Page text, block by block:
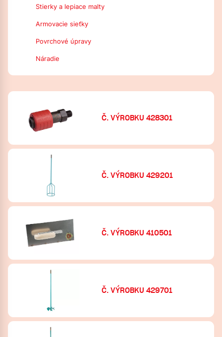
Stierky a lepiace malty
Armovacie sieťky
Povrchové úpravy
Náradie
Č. VÝROBKU 428301
Č. VÝROBKU 429201
Č. VÝROBKU 410501
Č. VÝROBKU 429701